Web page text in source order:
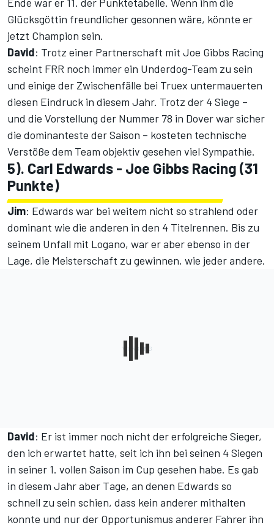
Glücksgöttin freundlicher gesonnen wäre, könnte er
jetzt Champion sein.
David: Trotz einer Partnerschaft mit Joe Gibbs Racing
scheint FRR noch immer ein Underdog-Team zu sein
und einige der Zwischenfälle bei Truex untermauerten
diesen Eindruck in diesem Jahr. Trotz der 4 Siege –
und die Vorstellung der Nummer 78 in Dover war sicher
die dominanteste der Saison – kosteten technische
Verstöße dem Team objektiv gesehen viel Sympathie.
5). Carl Edwards - Joe Gibbs Racing (31
Punkte)
Jim: Edwards war bei weitem nicht so strahlend oder
dominant wie die anderen in den 4 Titelrennen. Bis zu
seinem Unfall mit Logano, war er aber ebenso in der
Lage, die Meisterschaft zu gewinnen, wie jeder andere.
David: Er ist immer noch nicht der erfolgreiche Sieger,
den ich erwartet hatte, seit ich ihn bei seinen 4 Siegen
in seiner 1. vollen Saison im Cup gesehen habe. Es gab
in diesem Jahr aber Tage, an denen Edwards so
schnell zu sein schien, dass kein anderer mithalten
konnte und nur der Opportunismus anderer Fahrer ihn